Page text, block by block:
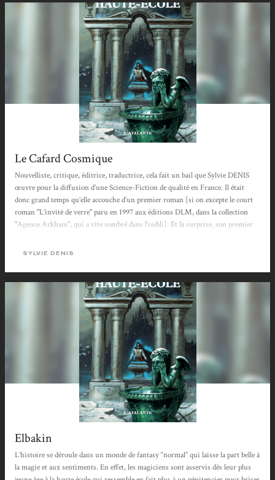
Le Cafard Cosmique
Nouvelliste, critique, éditrice, traductrice, cela fait un bail que Sylvie DENIS
œuvre pour la diffusion d’une Science-Fiction de qualité en France. Il était
donc grand temps qu’elle accouche d’un premier roman [si on excepte le court
roman "L’invité de verre" paru en 1997 aux éditions DLM, dans la collection
"Agence Arkham", qui a vite sombré dans l’oubli]. Et là surprise, son premier
qu’un roman de Fantasy. Mais attention pas n’importe laquelle. Du balai Harry
SYLVIE DENIS
Elbakin
L’histoire se déroule dans un monde de fantasy “normal” qui laisse la part belle à
la magie et aux sentiments. En effet, les magiciens sont asservis dès leur plus